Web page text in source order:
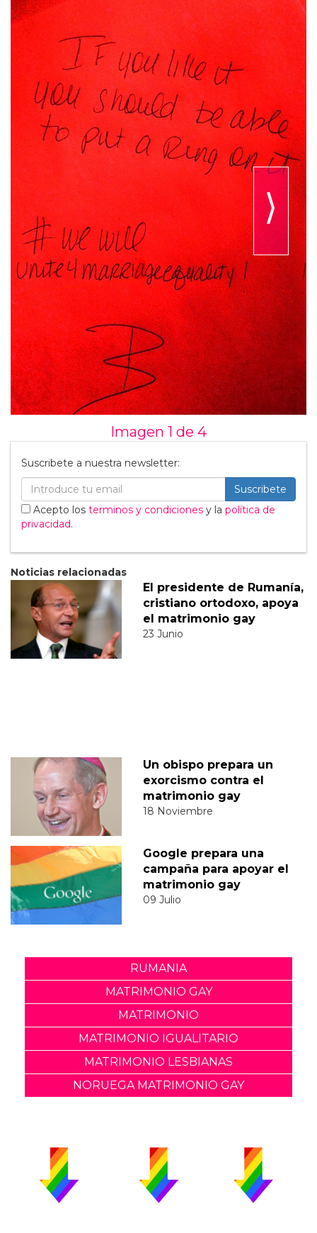
⟩
Imagen 1 de 4
Suscribete a nuestra newsletter:
Suscribete
Acepto los terminos y condiciones y la política de
privacidad.
Noticias relacionadas
El presidente de Rumanía,
cristiano ortodoxo, apoya
el matrimonio gay
23 Junio
Un obispo prepara un
exorcismo contra el
matrimonio gay
18 Noviembre
Google prepara una
campaña para apoyar el
matrimonio gay
09 Julio
RUMANIA
MATRIMONIO GAY
MATRIMONIO
MATRIMONIO IGUALITARIO
MATRIMONIO LESBIANAS
NORUEGA MATRIMONIO GAY